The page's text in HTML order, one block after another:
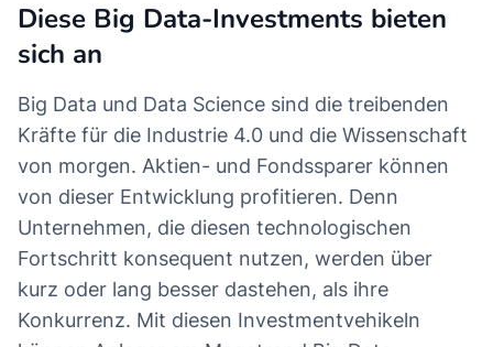
Diese Big Data-Investments bieten
sich an
Big Data und Data Science sind die treibenden
Kräfte für die Industrie 4.0 und die Wissenschaft
von morgen. Aktien- und Fondssparer können
von dieser Entwicklung profitieren. Denn
Unternehmen, die diesen technologischen
Fortschritt konsequent nutzen, werden über
kurz oder lang besser dastehen, als ihre
Konkurrenz. Mit diesen Investmentvehikeln